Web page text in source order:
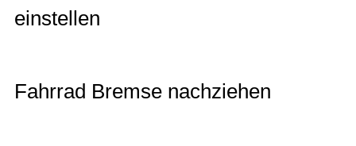
einstellen
Fahrrad Bremse nachziehen